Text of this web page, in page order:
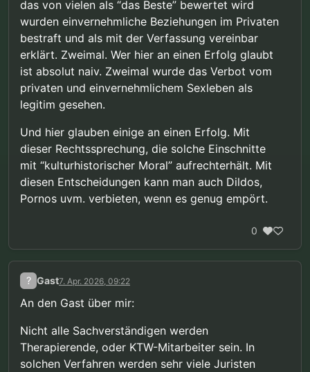
das von vielen als “das Beste” bewertet wird
wurden einvernehmliche Beziehungen im Privaten
bestraft und als mit der Verfassung vereinbar
erklärt. Zweimal. Wer hier an einen Erfolg glaubt
ist absolut naiv. Zweimal wurde das Verbot vom
privaten und einvernehmlichem Sexleben als
legitim gesehen.
Und hier glauben einige an einen Erfolg. Mit
dieser Rechtssprechung, die solche Einschnitte
mit “kulturhistorischer Moral” aufrechterhält. Mit
diesen Entscheidungen kann man auch Dildos,
Pornos uvm. verbieten, wenn es genug empört.
0
? Gast7. Apr. 2026, 09:22
An den Gast über mir:
Nicht alle Sachverständigen werden
Therapierende, oder KTW-Mitarbeiter sein. In
solchen Verfahren werden sehr viele Juristen